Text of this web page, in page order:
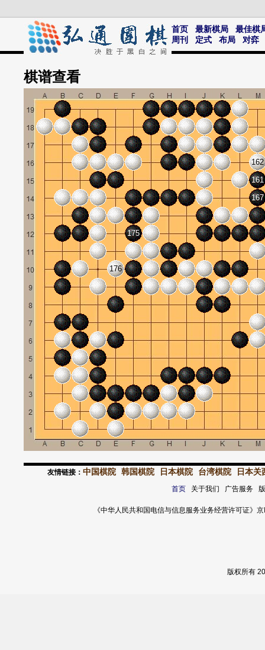
首页 最新棋局
最佳棋
周刊
定式 布局 对弈
棋谱查看
161
162
167
175
176
友情链接： 中国棋院 韩国棋院 日本棋院 台湾棋院 日本关
首页关于我们 广告服务
《中华人民共和国电信与信息服务业务经营许可证
版权所有